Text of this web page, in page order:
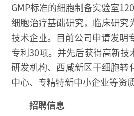
GMP标准的细胞制备实验室
细胞治疗基础研究，临床研究
技术企业。目前公司申请发明
专利30项。并先后获得高新技
研发机构、西咸新区干细胞转
中心、专精特新中小企业等资质
招聘信息